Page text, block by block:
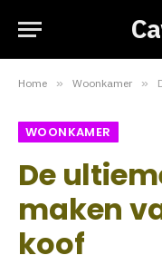
Home » Woonkamer »
WOONKAMER
De
maken
koof